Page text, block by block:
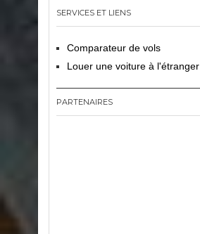
SERVICES ET LIENS
Comparateur de vols
Louer une voiture à l'étranger
PARTENAIRES